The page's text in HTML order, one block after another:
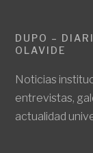
DUPO –
OLAVIDE
Noticias
entrevistas,
actualidad